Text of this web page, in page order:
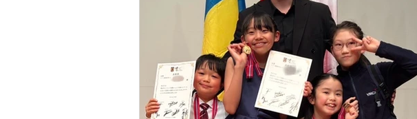
今すぐ始める ブルグミュラーコンク